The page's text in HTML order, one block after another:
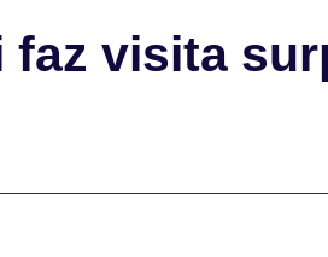
visita